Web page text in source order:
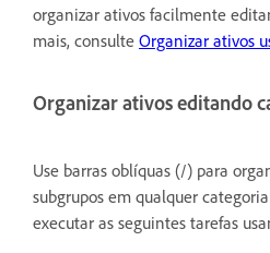
organizar ativos facilmente
mais, consulte Organizar ativos
Organizar ativos editando
Use barras oblíquas (/) para
subgrupos em qualquer
executar as seguintes tarefas